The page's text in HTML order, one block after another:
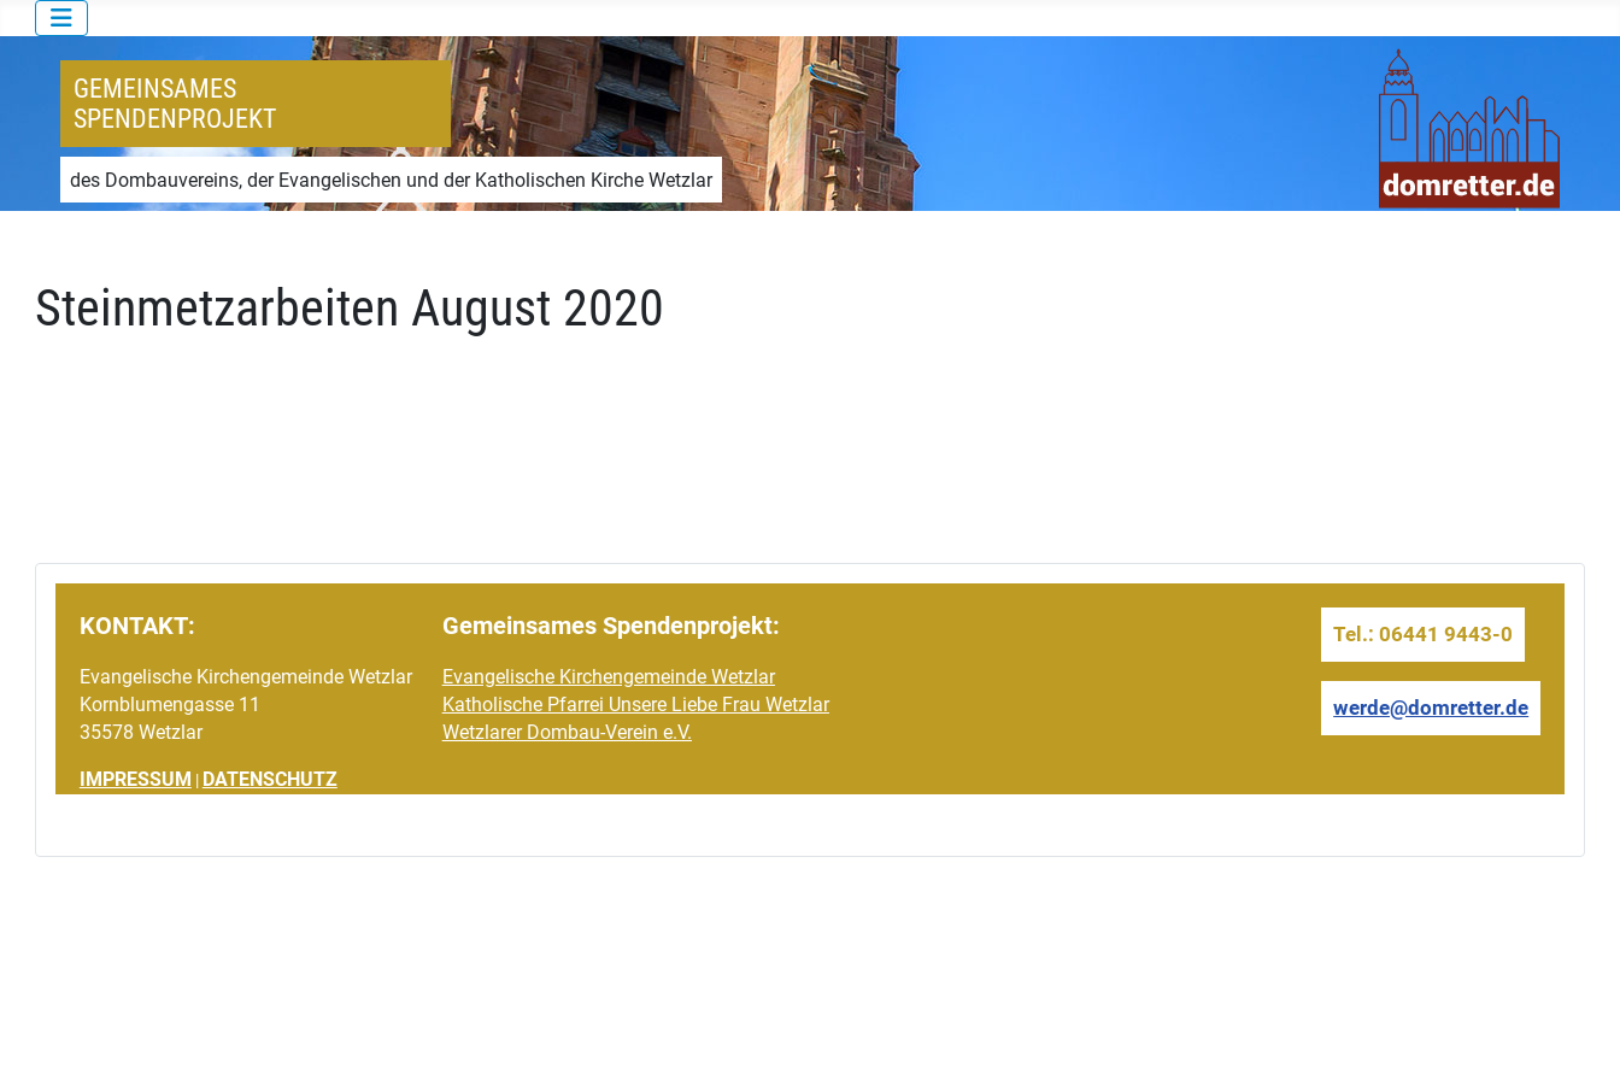
GEMEINSAMES
SPENDENPROJEKT
des Dombauvereins, der Evangelischen und der Katholischen Kirche Wetzlar
Steinmetzarbeiten August 2020
KONTAKT:
Evangelische Kirchengemeinde Wetzlar
Kornblumengasse 11
35578 Wetzlar
IMPRESSUM | DATENSCHUTZ
Gemeinsames Spendenprojekt:
Evangelische Kirchengemeinde Wetzlar
Katholische Pfarrei Unsere Liebe Frau Wetzlar
Wetzlarer Dombau-Verein e.V.
Tel.: 06441 9443-0
werde@domretter.de